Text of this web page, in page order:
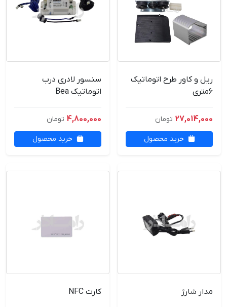
ریل و کاور طرح اتوماتیک
6متری
27,014,000 تومان
خرید محصول
سنسور لادری درب
اتوماتیک Bea
4,800,000 تومان
خرید محصول
مدار شارژ کارت NFC